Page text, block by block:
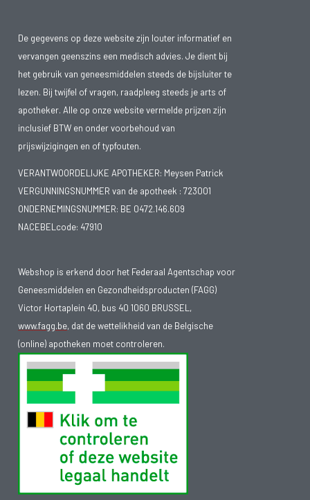
De gegevens op deze website zijn louter informatief en
vervangen geenszins een medisch advies. Je dient bij
het gebruik van geneesmiddelen steeds de bijsluiter te
lezen. Bij twijfel of vragen, raadpleeg steeds je arts of
apotheker. Alle op onze website vermelde prijzen zijn
inclusief BTW en onder voorbehoud van
prijswijzigingen en of typfouten.
VERANTWOORDELIJKE APOTHEKER: Meysen Patrick
VERGUNNINGSNUMMER van de apotheek : 723001
ONDERNEMINGSNUMMER: BE 0472.146.609
NACEBELcode: 47910
Webshop is erkend door het Federaal Agentschap voor
Geneesmiddelen en Gezondheidsproducten (FAGG)
Victor Hortaplein 40, bus 40 1060 BRUSSEL,
www.fagg.be, dat de wettelikheid van de Belgische
(online) apotheken moet controleren.